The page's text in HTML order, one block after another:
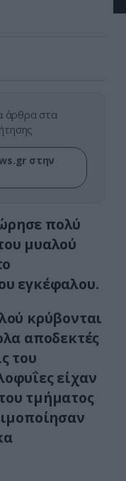
άρθρα στα
στην
πολύ
μυαλού
εγκέφαλου.
κρύβονται
αποδεκτές
του
είχαν
τμήματος